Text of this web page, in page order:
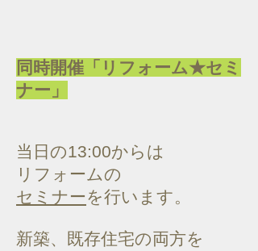
同時開催「リフォーム★セミ
ナー」
当日の13:00からは
リフォームの
セミナーを行います。
新築、既存住宅の両方を